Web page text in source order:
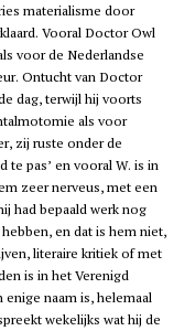
materialisme door
Vooral Doctor Owl
voor de Nederlandse
Ontucht van Doctor
dag, terwijl hij voorts
als voor
zij ruste onder de
te pas’ en vooral W. is in
zeer nerveus, met een
had bepaald werk nog
en dat is hem niet,
literaire kritiek of met
is in het Verenigd
enige naam is, helemaal
wekelijks wat hij de